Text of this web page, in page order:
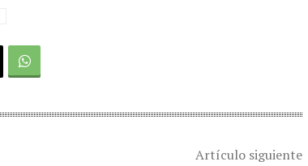
Artículo siguiente